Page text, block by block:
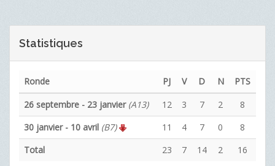
Statistiques
Ronde PJ V D N
PTS
26 septembre - 23 janvier (A13) 12 3 7 2
8
30 janvier - 10 avril (B7) 11 4 7 0
8
Total
23 7 14 2 16